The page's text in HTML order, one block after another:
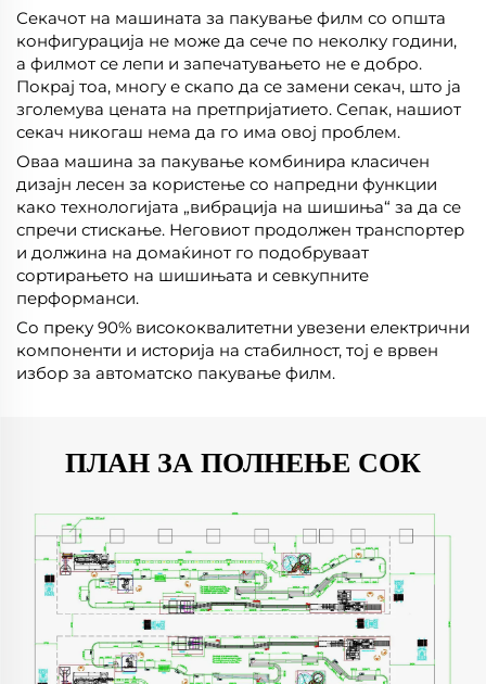
Секачот на машината за пакување филм со општа
конфигурација не може да сече по неколку години,
а филмот се лепи и запечатувањето не е добро.
Покрај тоа, многу е скапо да се замени секач, што ја
зголемува цената на претпријатието. Сепак, нашиот
секач никогаш нема да го има овој проблем.
Оваа машина за пакување комбинира класичен
дизајн лесен за користење со напредни функции
како технологијата „вибрација на шишиња“ за да се
спречи стискање. Неговиот продолжен транспортер
и должина на домаќинот го подобруваат
сортирањето на шишињата и севкупните
перформанси.
Со преку 90% висококвалитетни увезени електрични
компоненти и историја на стабилност, тој е врвен
избор за автоматско пакување филм.
ПЛАН ЗА ПОЛНЕЊЕ СОК